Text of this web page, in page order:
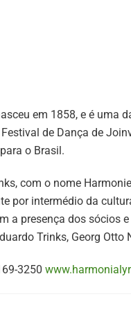
em 1858, e é uma
de Dança de
o Brasil.
com o nome
por intermédio da
presença dos sócios
Trinks, Georg Otto
3250